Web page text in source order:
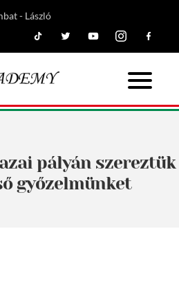
- László
pályán szereztük
győzelmünket